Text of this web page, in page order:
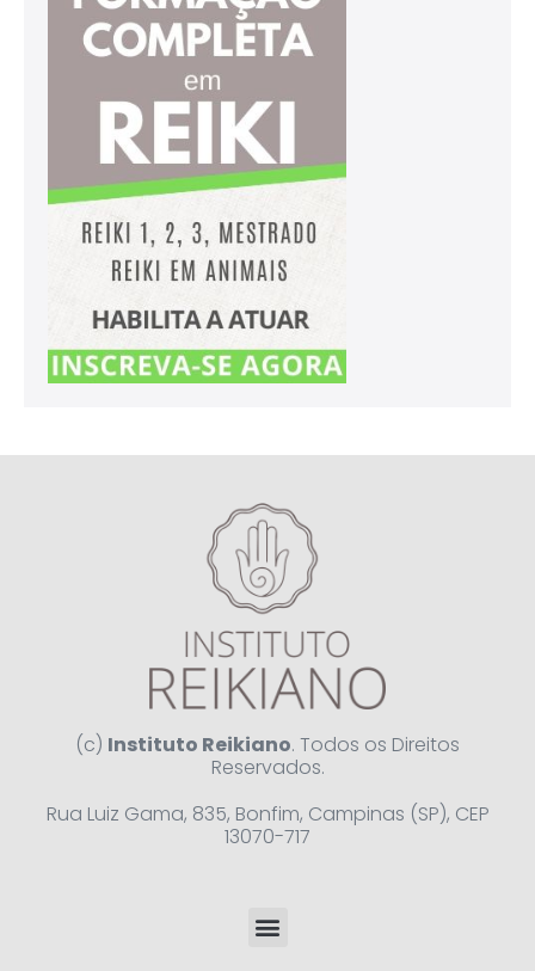
(c) Instituto Reikiano. Todos os Direitos
Reservados.
Rua Luiz Gama, 835, Bonfim, Campinas (SP), CEP
13070-717